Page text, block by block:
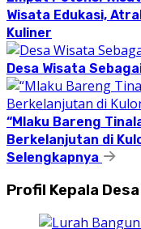
Wisata Edukasi,
Kuliner
Desa Wisata
“Mlaku Bareng
Berkelanjutan di
Selengkapnya
Profil Kepala Desa